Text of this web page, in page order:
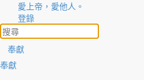
愛上帝，愛他人。
登錄
奉獻
奉獻